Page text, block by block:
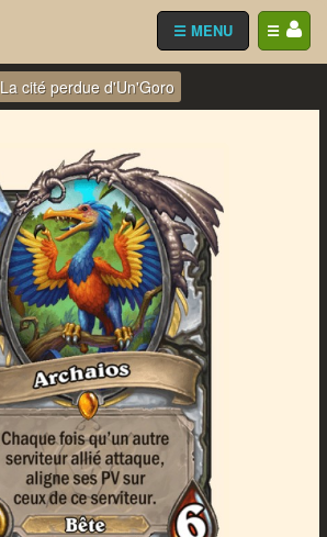
☰
☰ MENU
La cité perdue d'Un'Goro